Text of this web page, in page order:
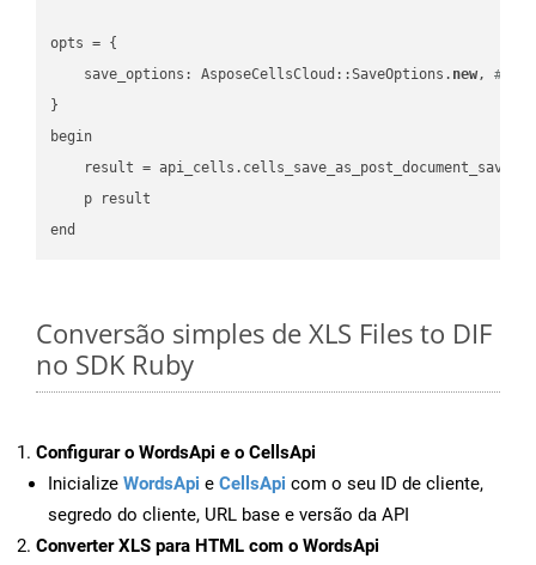
opts = {
    save_options: AsposeCellsCloud::SaveOptions.
new, #
}
begin
result =
    p result
Conversão simples de XLS Files to DIF
no SDK Ruby
Configurar o WordsApi e o CellsApi
Inicialize WordsApi e CellsApi com o seu ID de cliente,
segredo do cliente, URL base e versão da API
Converter XLS para HTML com o WordsApi